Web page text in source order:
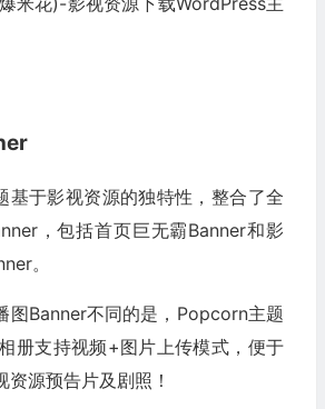
基于影视资源的独特性，整合了全
，包括首页巨无霸Banner和影
。
图Banner不同的是，Popcorn主题
册支持视频+图片上传模式，便于
源预告片及剧照！